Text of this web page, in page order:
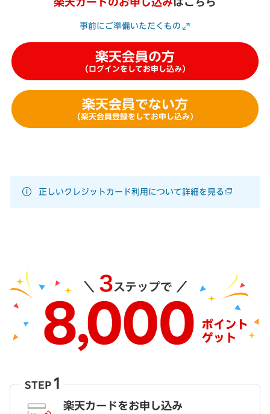
事前にご準備いただくもの
楽天会員の方
（ログインをしてお申し込み）
楽天会員でない方
（楽天会員登録をしてお申し込み）
正しいクレジットカード利用について詳細を見る
STEP 1
楽天カードをお申し込み